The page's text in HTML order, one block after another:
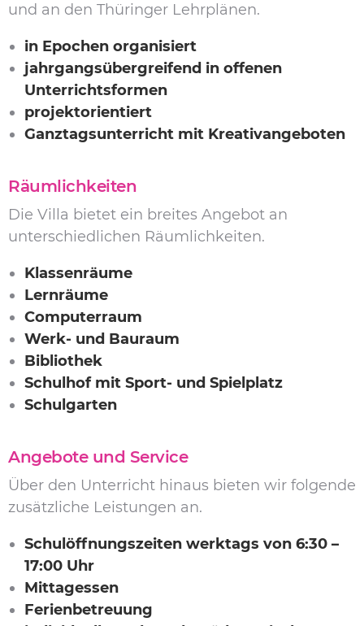
und an den Thüringer Lehrplänen.
in Epochen organisiert
jahrgangsübergreifend in offenen
Unterrichtsformen
projektorientiert
Ganztagsunterricht mit Kreativangeboten
Räumlichkeiten
Die Villa bietet ein breites Angebot an
unterschiedlichen Räumlichkeiten.
Klassenräume
Lernräume
Computerraum
Werk- und Bauraum
Bibliothek
Schulhof mit Sport- und Spielplatz
Schulgarten
Angebote und Service
Über den Unterricht hinaus bieten wir folgende
zusätzliche Leistungen an.
Schulöffnungszeiten werktags von 6:30 –
17:00 Uhr
Mittagessen
Ferienbetreuung